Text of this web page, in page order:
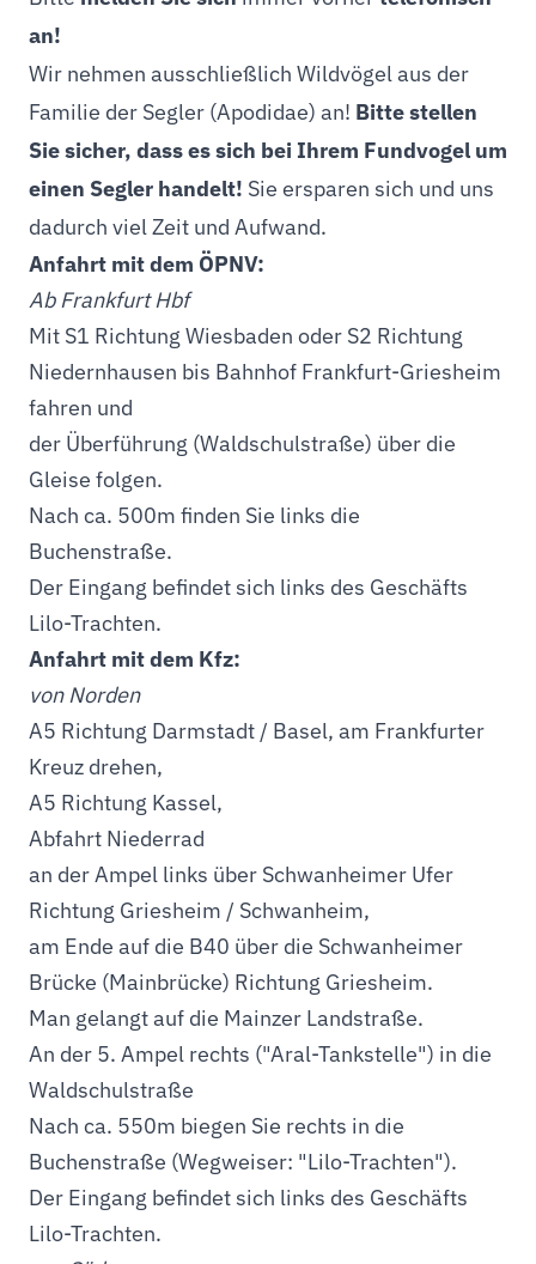
an!
Wir nehmen ausschließlich Wildvögel aus der
Familie der Segler (Apodidae) an! Bitte stellen
Sie sicher, dass es sich bei Ihrem Fundvogel um
einen Segler handelt! Sie ersparen sich und uns
dadurch viel Zeit und Aufwand.
Anfahrt mit dem ÖPNV:
Ab Frankfurt Hbf
Mit S1 Richtung Wiesbaden oder S2 Richtung
Niedernhausen bis Bahnhof Frankfurt-Griesheim
fahren und
der Überführung (Waldschulstraße) über die
Gleise folgen.
Nach ca. 500m finden Sie links die
Buchenstraße.
Der Eingang befindet sich links des Geschäfts
Lilo-Trachten.
Anfahrt mit dem Kfz:
von Norden
A5 Richtung Darmstadt / Basel, am Frankfurter
Kreuz drehen,
A5 Richtung Kassel,
Abfahrt Niederrad
an der Ampel links über Schwanheimer Ufer
Richtung Griesheim / Schwanheim,
am Ende auf die B40 über die Schwanheimer
Brücke (Mainbrücke) Richtung Griesheim.
Man gelangt auf die Mainzer Landstraße.
An der 5. Ampel rechts ("Aral-Tankstelle") in die
Waldschulstraße
Nach ca. 550m biegen Sie rechts in die
Buchenstraße (Wegweiser: "Lilo-Trachten").
Der Eingang befindet sich links des Geschäfts
Lilo-Trachten.